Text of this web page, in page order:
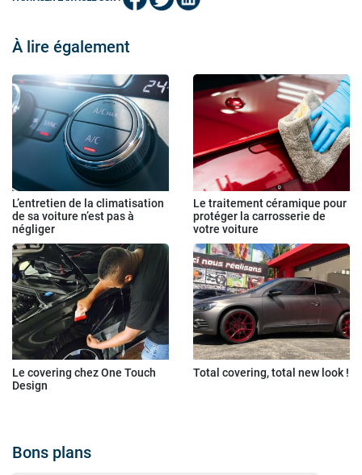
À lire également
L’entretien de la climatisation
de sa voiture n’est pas à
négliger
Le traitement céramique pour
protéger la carrosserie de
votre voiture
Le covering chez One Touch
Design
Total covering, total new look !
Bons plans